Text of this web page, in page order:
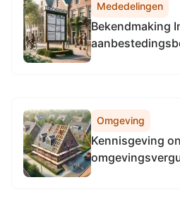
Mededelingen
Bekendmaking
Omgeving
Kennisgeving